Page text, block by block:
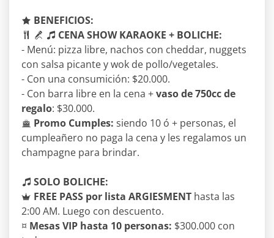
BENEFICIOS:
CENA SHOW KARAOKE + BOLICHE:
- Menú: pizza libre, nachos con cheddar, nuggets
con salsa picante y wok de pollo/vegetales.
- Con una consumición: $20.000.
- Con barra libre en la cena +vaso de 750cc de
regalo: $30.000.
Promo Cumples: siendo 10 ó + personas, el
cumpleañero no paga la cena y les regalamos un
champagne para brindar.
SOLO BOLICHE:
FREE PASS por lista ARGIESMENT hasta las
2:00 AM. Luego con descuento.
¤ Mesas VIP hasta 10 personas: $300.000 con